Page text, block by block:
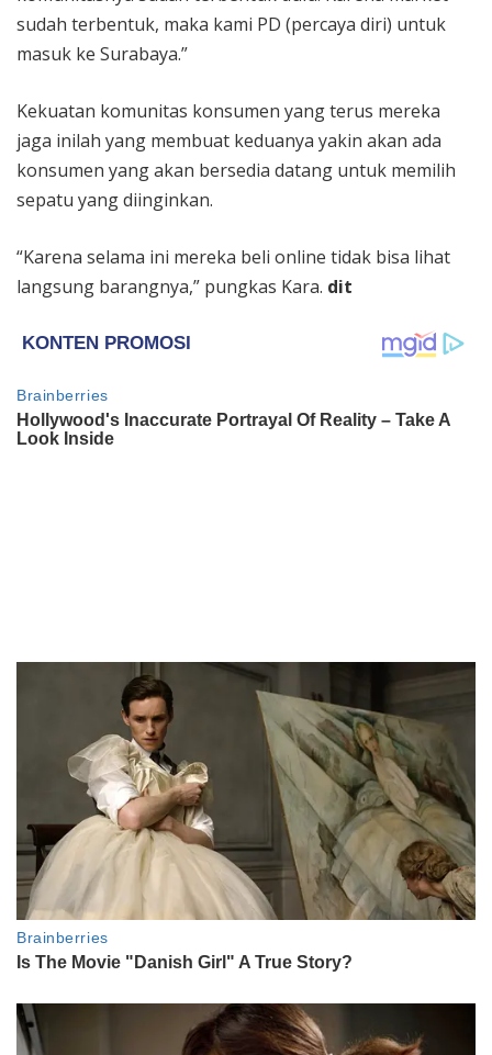
sudah terbentuk, maka kami PD (percaya diri) untuk
masuk ke Surabaya.”
Kekuatan komunitas konsumen yang terus mereka
jaga inilah yang membuat keduanya yakin akan ada
konsumen yang akan bersedia datang untuk memilih
sepatu yang diinginkan.
“Karena selama ini mereka beli online tidak bisa lihat
langsung barangnya,” pungkas Kara. dit